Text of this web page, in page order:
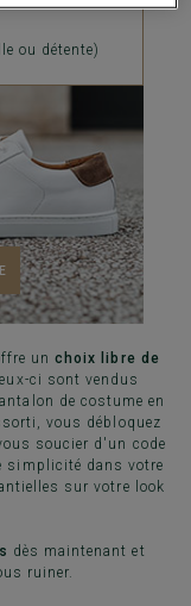
ou détente)
unchoix libre de
ci sont vendus
de costume en
vous débloquez
soucier d'un code
simplicité dans votre
sur votre look
dès maintenant et
ruiner.